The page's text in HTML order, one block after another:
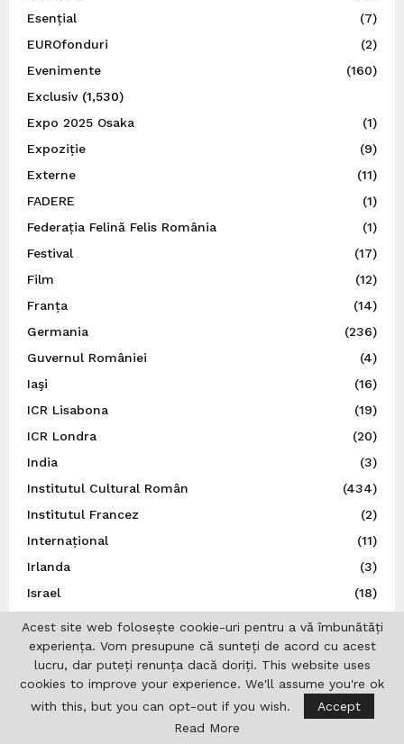
Esențial
(7)
EUROfonduri
(2)
Evenimente
(160)
Exclusiv(1,530)
Expo 2025 Osaka
(1)
Expoziție
(9)
Externe
(11)
FADERE
(1)
Federația Felină Felis România
(1)
Festival
(17)
Film
(12)
Franța
(14)
Germania
(236)
Guvernul României
(4)
Iaşi
(16)
ICR Lisabona
(19)
ICR Londra
(20)
India
(3)
Institutul Cultural Român
(434)
Institutul Francez
(2)
Internațional
(11)
Irlanda
(3)
Israel
(18)
(44)
Italia
(79)
Japonia
(14)
(7)
Liga Scriitorilor Români
(21)
Acest site web folosește cookie-uri pentru a vă îmbunătăți
experiența. Vom presupune că sunteți de acord cu acest
lucru, dar puteți renunța dacă doriți. This website uses
cookies to improve your experience. We'll assume you're ok
with this, but you can opt-out if you wish.
Accept
Read More